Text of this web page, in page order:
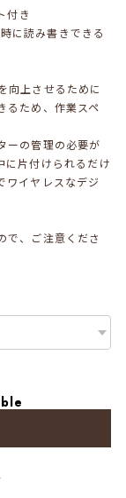
付き
に読み書きできる
向上させるために
るため、作業スペ
ーの管理の必要が
に片付けられるだけ
ワイヤレスなデジ
で、ご注意くださ